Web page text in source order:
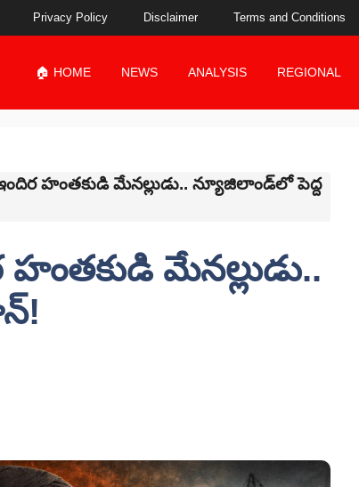
Privacy Policy Disclaimer Terms and Conditions
🏠 HOME NEWS ANALYSIS REGIONAL
హంతకుడి మేనల్లుడు.. న్యూజిలాండ్‌లో పెద్ద
మేనల్లుడు..